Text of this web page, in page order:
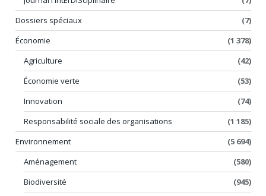
Dossiers spéciaux
(7)
Économie
(1 378)
Agriculture
(42)
Économie verte
(53)
Innovation
(74)
Responsabilité sociale des organisations
(1 185)
Environnement
(5 694)
Aménagement
(580)
Biodiversité
(945)